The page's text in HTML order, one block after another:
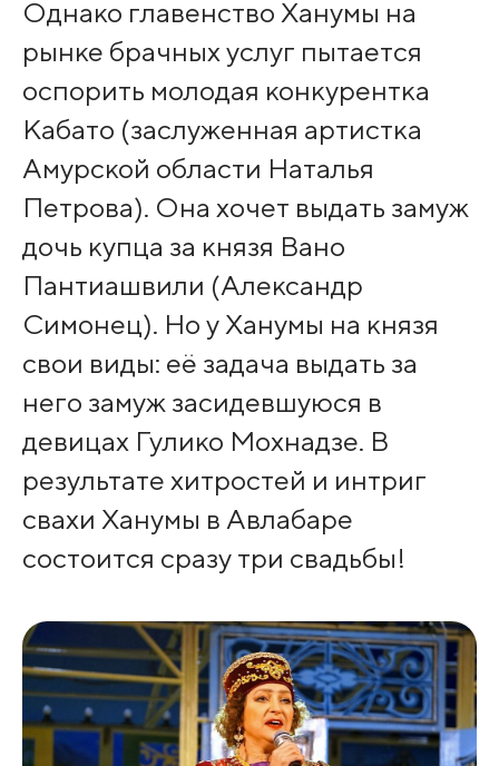
Однако главенство Ханумы на
рынке брачных услуг пытается
оспорить молодая конкурентка
Кабато (заслуженная артистка
Амурской области Наталья
Петрова). Она хочет выдать замуж
дочь купца за князя Вано
Пантиашвили (Александр
Симонец). Но у Ханумы на князя
свои виды: её задача выдать за
него замуж засидевшуюся в
девицах Гулико Мохнадзе. В
результате хитростей и интриг
свахи Ханумы в Авлабаре
состоится сразу три свадьбы!